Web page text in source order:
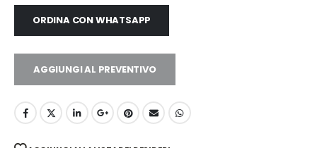
ORDINA CON WHATSAPP
AGGIUNGI AL PREVENTIVO